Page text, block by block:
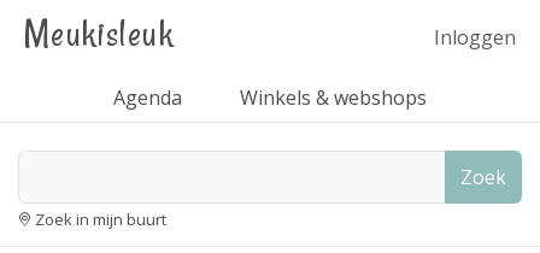
Meukisleuk Inloggen
Agenda Winkels & webshops
Zoek
Zoek in mijn buurt